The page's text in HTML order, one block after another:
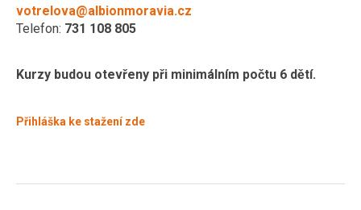
votrelova@albionmoravia.cz
Telefon: 731 108 805
Kurzy budou otevřeny při minimálním počtu 6 dětí.
Přihláška ke stažení zde